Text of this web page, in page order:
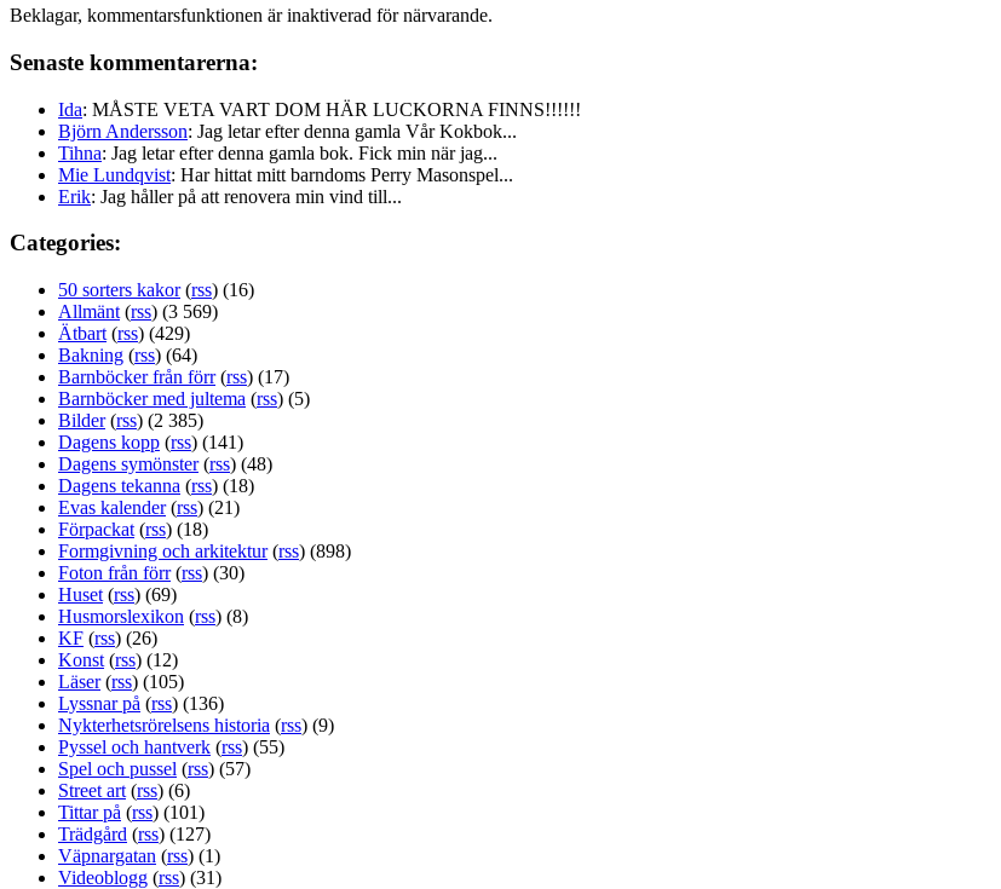
Beklagar, kommentarsfunktionen är inaktiverad för närvarande.
Senaste kommentarerna:
Ida: MÅSTE VETA VART DOM HÄR LUCKORNA FINNS!!!!!!
Björn Andersson: Jag letar efter denna gamla Vår Kokbok...
Tihna: Jag letar efter denna gamla bok. Fick min när jag...
Mie Lundqvist: Har hittat mitt barndoms Perry Masonspel...
Erik: Jag håller på att renovera min vind till...
Categories:
50 sorters kakor(rss) (16)
Allmänt (rss) (3 569)
Ätbart (rss) (429)
Bakning (rss) (64)
Barnböcker från förr(rss) (17)
Barnböcker med jultema (rss) (5)
Bilder(rss) (2 385)
Dagens kopp (rss) (141)
Dagens symönster(rss) (48)
Dagens tekanna (rss) (18)
Evas kalender(rss) (21)
Förpackat (rss) (18)
Formgivning och arkitektur(rss) (898)
Foton från förr(rss) (30)
Huset (rss) (69)
Husmorslexikon (rss) (8)
KF (rss) (26)
Konst (rss) (12)
Läser(rss) (105)
Lyssnar på (rss) (136)
Nykterhetsrörelsens historia (rss) (9)
Pyssel och hantverk (rss) (55)
Spel och pussel (rss) (57)
Street art (rss) (6)
Tittar på (rss) (101)
Trädgård (rss) (127)
Väpnargatan (rss) (1)
Videoblogg (rss) (31)